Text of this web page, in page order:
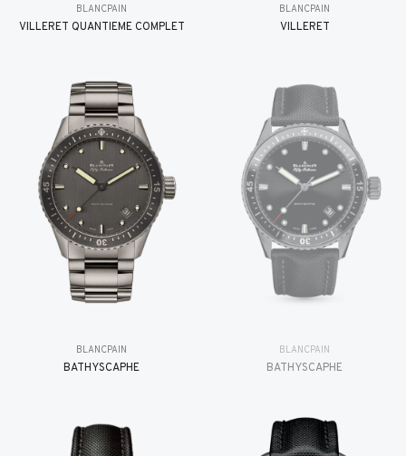
BLANCPAIN
VILLERET QUANTIÈME COMPLET
BLANCPAIN
VILLERET
BLANCPAIN
BATHYSCAPHE
BLANCPAIN
BATHYSCAPHE